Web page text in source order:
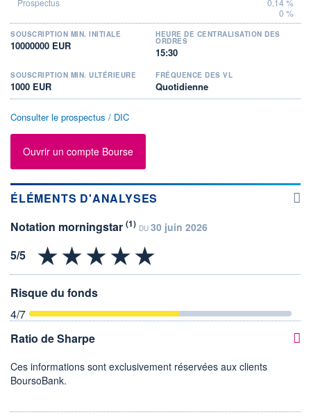
0,14 %
0 %
SOUSCRIPTION MIN. INITIALE
10000000 EUR
HEURE DE CENTRALISATION DES
ORDRES
15:30
SOUSCRIPTION MIN. ULTÉRIEURE
1000 EUR
FRÉQUENCE DES VL
Quotidienne
Consulter le prospectus / DIC
Ouvrir un compte Bourse
ÉLÉMENTS D'ANALYSES
Notation morningstar (1) DU 30 juin 2026
Risque du fonds
4/7
Ratio de Sharpe
Ces informations sont exclusivement réservées aux clients
BoursoBank.